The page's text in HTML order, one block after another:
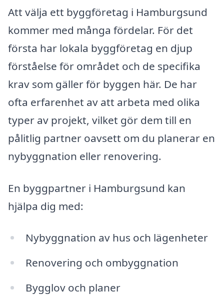
Att välja ett byggföretag i Hamburgsund
kommer med många fördelar. För det
första har lokala byggföretag en djup
förståelse för området och de specifika
krav som gäller för byggen här. De har
ofta erfarenhet av att arbeta med olika
typer av projekt, vilket gör dem till en
pålitlig partner oavsett om du planerar en
nybyggnation eller renovering.
En byggpartner i Hamburgsund kan
hjälpa dig med:
Nybyggnation av hus och lägenheter
Renovering och ombyggnation
Bygglov och planer